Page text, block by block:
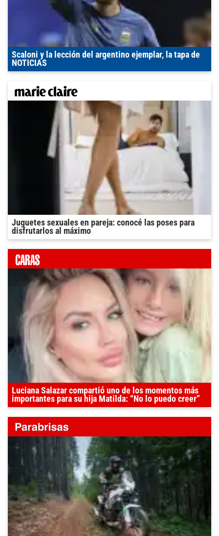
Scaloni y la lección del argentino ejemplar, la tapa de
NOTICIAS
Juguetes sexuales en pareja: conocé las poses para
disfrutarlos al máximo
Luciana Salazar compartió uno de los momentos más
importantes para su hija Matilda: “No lo puedo creer”